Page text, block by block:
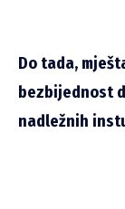
Do tada,
bezbijednost
nadležnih